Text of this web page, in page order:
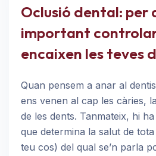
Oclusió dental: per
important
encaixen les teves
Quan pensem a anar al
ens venen al cap les càries,
de les dents. Tanmateix, hi
que determina la salut de
teu cos) del qual se’n parla